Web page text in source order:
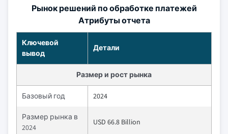
Рынок решений по обработке платежей
Атрибуты отчета
Ключевой
вывод
Детали
Размер и рост рынка
Базовый год 2024
Размер рынка в
2024
USD 66.8 Billion